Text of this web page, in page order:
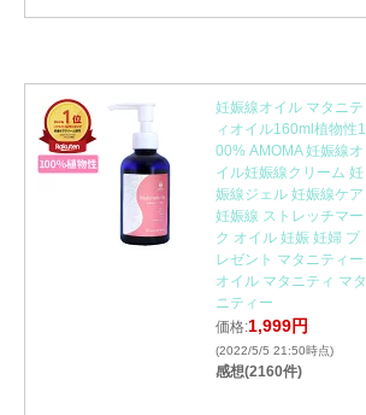
妊娠線オイル マタニテ
ィオイル160ml植物性1
00% AMOMA 妊娠線オ
イル妊娠線クリーム 妊
娠線ジェル 妊娠線ケア
妊娠線 ストレッチマー
ク オイル 妊娠 妊婦 プ
レゼント マタニティー
オイル マタニティ マタ
ニティー
価格:1,999円
(2022/5/5 21:50時点)
感想(2160件)